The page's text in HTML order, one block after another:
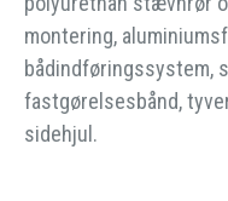
montering,
bådindføringssystem,
fastgørelsesbånd,
sidehjul.